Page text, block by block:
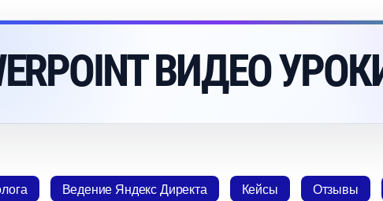
ВИДЕО
едение Яндекс Директа Кейсы Отзывы